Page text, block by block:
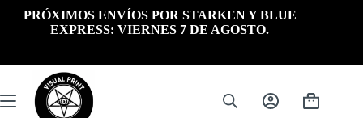
PRÓXIMOS ENVÍOS POR STARKEN Y BLUE
EXPRESS: VIERNES 7 DE AGOSTO.
Carrito